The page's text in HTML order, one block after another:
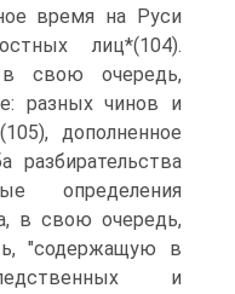
время на Руси
лиц*(104).
в свою очередь,
разных чинов и
дополненное
разбирательства
определения
в свою очередь,
"содержащую в
и